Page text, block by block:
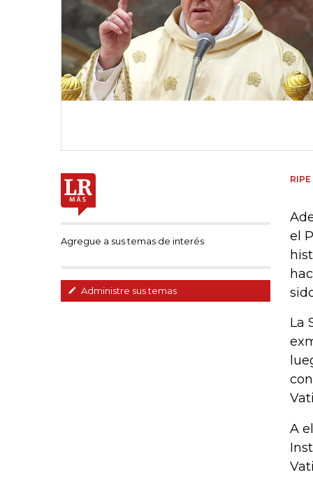
Agregue a sus temas de interés
Administre sus temas
RIPE
el
La
A